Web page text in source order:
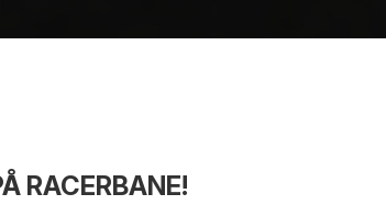
RACERBANE!